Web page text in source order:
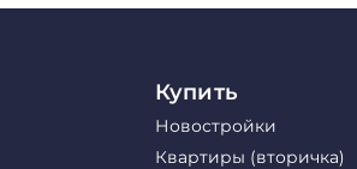
Купить
Новостройки
Квартиры (вторичка)